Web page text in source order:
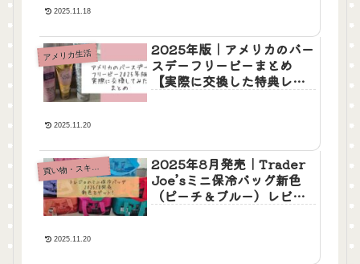
2025.11.18
アメリカ生活
2025年版｜アメリカのバー
スデーフリービーまとめ
【実際に交換した特典レ
2025.11.20
買
い物・スキンケア
2025年8月発売｜Trader
Joe’sミニ保冷バッグ新色
（ピーチ＆ブルー）レビュ
2025.11.20